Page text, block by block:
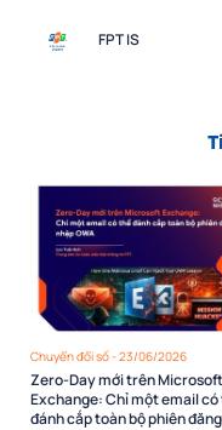
FPT IS
Chuyển đổi số - 23/06/2026
Zero-Day mới trên Microsoft
Exchange: Chỉ một email
đánh cắp toàn bộ phiên